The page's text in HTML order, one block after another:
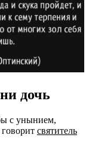
дочь
с унынием,
святитель